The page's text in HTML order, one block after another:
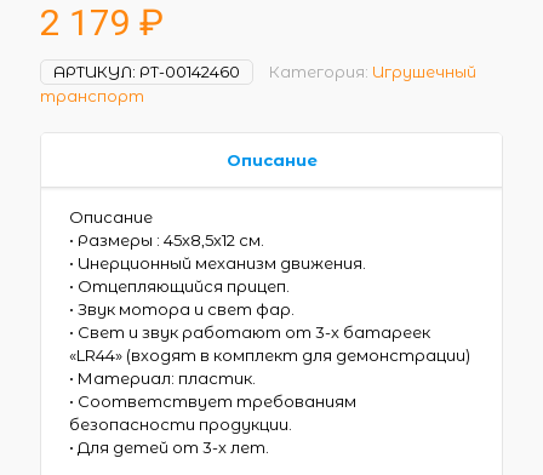
2 179 ₽
АРТИКУЛ: РТ-00142460 Категория: Игрушечный
транспорт
Описание
Описание
• Размеры : 45х8,5х12 см.
• Инерционный механизм движения.
• Отцепляющийся прицеп.
• Звук мотора и свет фар.
• Свет и звук работают от 3-х батареек
«LR44» (входят в комплект для демонстрации)
• Материал: пластик.
• Соответствует требованиям
безопасности продукции.
• Для детей от 3-х лет.